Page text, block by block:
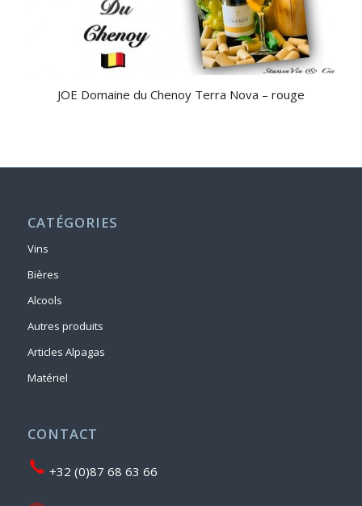
JOE Domaine du Chenoy Terra Nova – rouge
CATÉGORIES
Vins
Bières
Alcools
Autres produits
Articles Alpagas
Matériel
CONTACT
+32 (0)87 68 63 66